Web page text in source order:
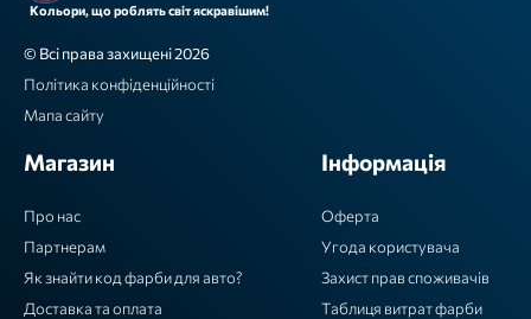
Кольори, що роблять світ яскравішим!
© Всі права захищені 2026
Політика конфіденційності
Мапа сайту
Магазин
Про нас
Партнерам
Як знайти код фарби для авто?
Доставка та оплата
Інформація
Оферта
Угода користувача
Захист прав споживачів
Таблиця витрат фарби